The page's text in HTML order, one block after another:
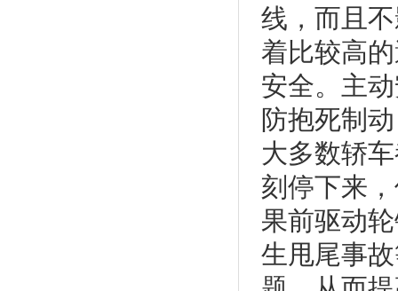
线，而且
着比较高
安全。主
防抱死制动
大多数轿
刻停下来
果前驱动
生甩尾事